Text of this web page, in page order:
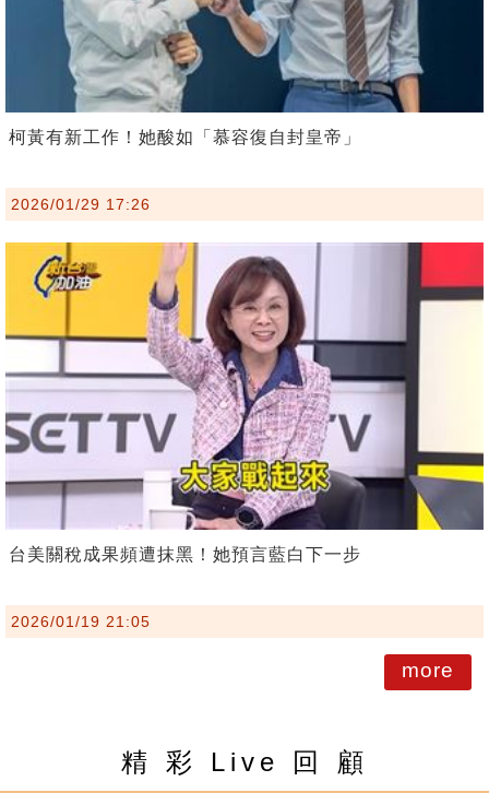
柯黃有新工作！她酸如「慕容復自封皇帝」
2026/01/29 17:26
台美關稅成果頻遭抹黑！她預言藍白下一步
2026/01/19 21:05
more
精 彩 Live 回 顧